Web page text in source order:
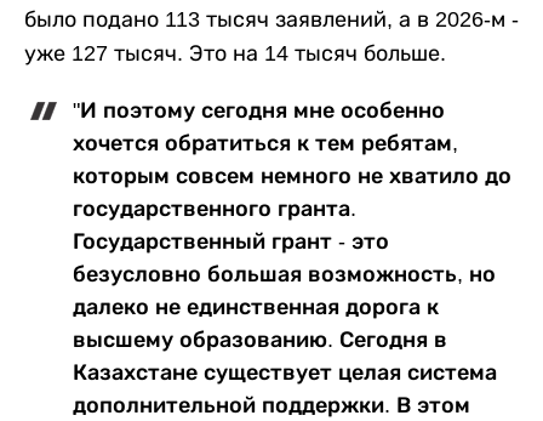
было подано 113 тысяч заявлений, а в 2026-м -
уже 127 тысяч. Это на 14 тысяч больше.
"И поэтому сегодня мне особенно
хочется обратиться к тем ребятам,
которым совсем немного не хватило до
государственного гранта.
Государственный грант - это
безусловно большая возможность, но
далеко не единственная дорога к
высшему образованию. Сегодня в
Казахстане существует целая система
дополнительной поддержки. В этом